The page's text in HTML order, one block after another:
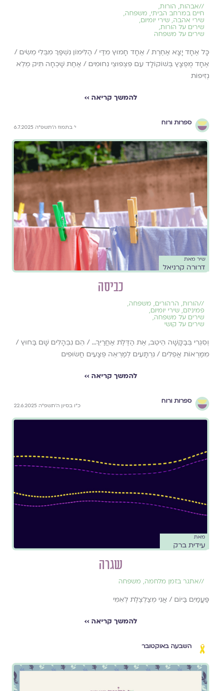
//אבהות, הורות,
חיים במרחב הביתי, משפחה,
שירי אהבה, שירי יומיום,
שירים על הורות,
שירים על משפחה
כָּל אֶחָד יָצָא אַחֶרֶת / אֶחָד חָמוּץ מִדַּי / הַלִּימוֹן נִשְׁפַּךְ מִבְּלִי מֵשִׂים /
אֶחָד מֻפְצָץ בְּשׁוֹקוֹלָד עִם פִּצְפּוּצֵי נִחוּמִים / אַחַת שָׁכְחָה תִּיק מְלֵא
נְזִיפוֹת
להמשך קריאה ››
ספרות ורוח
י׳ בתמוז ה׳תשפ״ה 6.7.2025
שיר מאת
דרורה קרניאל
כביסה
//הורות, הרהורים, משפחה,
פמיניזם, שירי יומיום,
שירים על משפחה,
שירים על קושי
וְסִגְרִי בְּבַקָּשָׁה הֵיטֵב, אֶת הַדֶּלֶת אַחֲרַיִךְ… / הֵם נִבְהָלִים שָׁם בַּחוּץ /
מִמַּרְאוֹת אֲפֵלִים / נִרְתָּעִים לְמַרְאֵה פְּצָעִים חֲשׂוּפִים
להמשך קריאה ››
ספרות ורוח
כ״ו בסיון ה׳תשפ״ה 22.6.2025
מאת
עידית ברק
שגרה
//אתגר בזמן מלחמה, משפחה
פַּעֲמַיִם בַּיּוֹם / אֲנִי מְצַלְצֶלֶת לְאִמִּי
להמשך קריאה ››
השבעה באוקטובר